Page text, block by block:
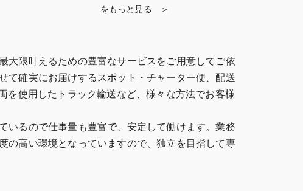
をもっと見る ＞
大限叶えるための豊富なサービスをご用意してご依
て確実にお届けするスポット・チャーター便、配送
を使用したトラック輸送など、様々な方法でお客様
いるので仕事量も豊富で、安定して働けます。業務
の高い環境となっていますので、独立を目指して専